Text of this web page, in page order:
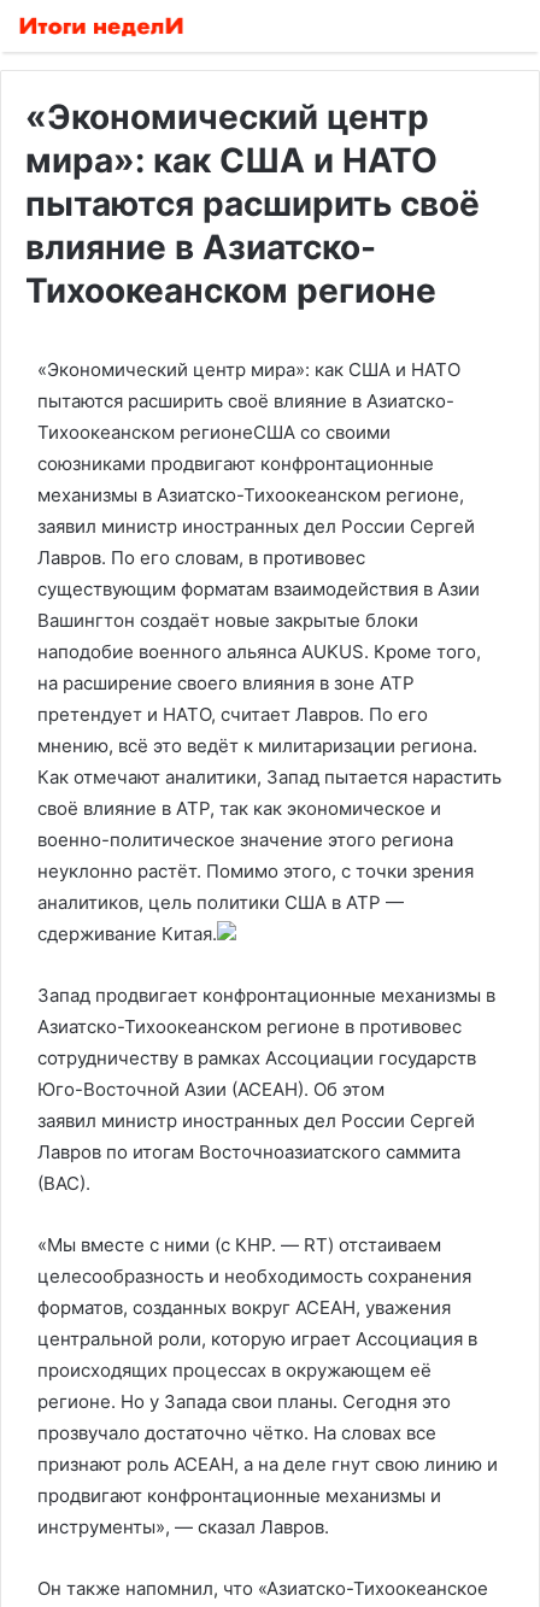
«Экономический центр
мира»: как США и НАТО
пытаются расширить своё
влияние в Азиатско-
Тихоокеанском регионе
«Экономический центр мира»: как США и НАТО
пытаются расширить своё влияние в Азиатско-
Тихоокеанском регионеСША со своими
союзниками продвигают конфронтационные
механизмы в Азиатско-Тихоокеанском регионе,
заявил министр иностранных дел России Сергей
Лавров. По его словам, в противовес
существующим форматам взаимодействия в Азии
Вашингтон создаёт новые закрытые блоки
наподобие военного альянса AUKUS. Кроме того,
на расширение своего влияния в зоне АТР
претендует и НАТО, считает Лавров. По его
мнению, всё это ведёт к милитаризации региона.
Как отмечают аналитики, Запад пытается нарастить
своё влияние в АТР, так как экономическое и
военно-политическое значение этого региона
неуклонно растёт. Помимо этого, с точки зрения
аналитиков, цель политики США в АТР —
сдерживание Китая.
Запад продвигает конфронтационные механизмы в
Азиатско-Тихоокеанском регионе в противовес
сотрудничеству в рамках Ассоциации государств
Юго-Восточной Азии (АСЕАН). Об этом
заявил министр иностранных дел России Сергей
Лавров по итогам Восточноазиатского саммита
(ВАС).
«Мы вместе с ними (с КНР. — RT) отстаиваем
целесообразность и необходимость сохранения
форматов, созданных вокруг АСЕАН, уважения
центральной роли, которую играет Ассоциация в
происходящих процессах в окружающем её
регионе. Но у Запада свои планы. Сегодня это
прозвучало достаточно чётко. На словах все
признают роль АСЕАН, а на деле гнут свою линию и
продвигают конфронтационные механизмы и
инструменты», — сказал Лавров.
Он также напомнил, что «Азиатско-Тихоокеанское